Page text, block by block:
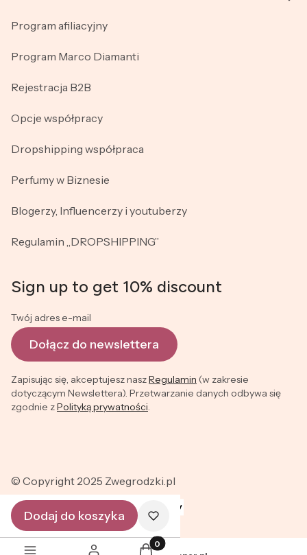
Program afiliacyjny
Program Marco Diamanti
Rejestracja B2B
Opcje współpracy
Dropshipping współpraca
Perfumy w Biznesie
Blogerzy, Influencerzy i youtuberzy
Regulamin „DROPSHIPPING”
Sign up to get 10% discount
Twój adres e-mail
Dołącz do newslettera
Zapisując się, akceptujesz naszRegulamin (w zakresie
dotyczącym Newslettera). Przetwarzanie danych odbywa się
zgodnie zPolityką prywatności.
© Copyright 2025 Zwegrodzki.pl
Dodaj do koszyka
Produkty w koszyku: 0. Zobacz